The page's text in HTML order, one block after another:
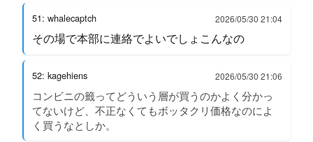
51: whalecaptch 2026/05/30 21:04
その場で本部に連絡でよいでしょこんなの
52: kagehiens 2026/05/30 21:06
コンビニの籤ってどういう層が買うのかよく分かっ
てないけど、不正なくてもボッタクリ価格なのによ
く買うなとしか。